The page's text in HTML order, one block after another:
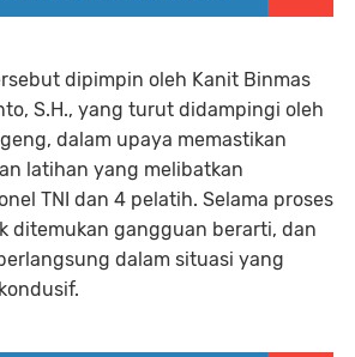
dipimpin oleh Kanit Binmas
S.H., yang turut didampingi oleh
dalam upaya memastikan
latihan yang melibatkan
TNI dan 4 pelatih. Selama proses
ditemukan gangguan berarti, dan
dalam situasi yang